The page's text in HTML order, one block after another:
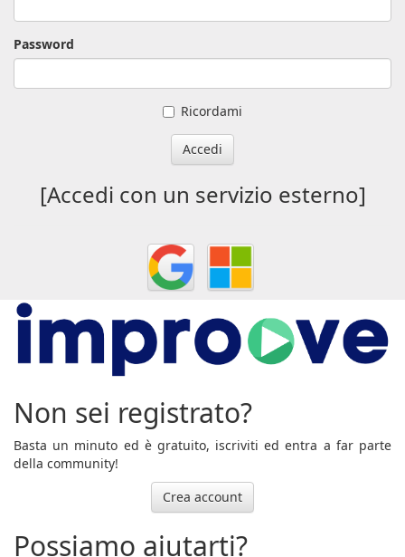
Password
Ricordami
Accedi
[Accedi con un servizio esterno]
Non sei registrato?
Basta un minuto ed è gratuito, iscriviti ed entra a far parte
della community!
Crea account
Possiamo aiutarti?